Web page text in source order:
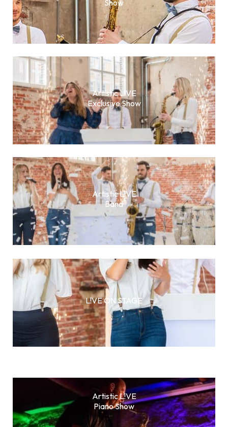
Show
Artistic L!VE
Exclusive Show
Artistic L!VE
Band
L!VE ON STAGE
Artistic L!VE
Piano Show